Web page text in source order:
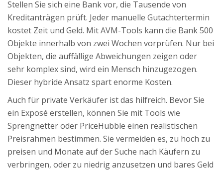
Stellen Sie sich eine Bank vor, die Tausende von
Kreditanträgen prüft. Jeder manuelle Gutachtertermin
kostet Zeit und Geld. Mit AVM-Tools kann die Bank 500
Objekte innerhalb von zwei Wochen vorprüfen. Nur bei
Objekten, die auffällige Abweichungen zeigen oder
sehr komplex sind, wird ein Mensch hinzugezogen.
Dieser hybride Ansatz spart enorme Kosten.
Auch für private Verkäufer ist das hilfreich. Bevor Sie
ein Exposé erstellen, können Sie mit Tools wie
Sprengnetter oder PriceHubble einen realistischen
Preisrahmen bestimmen. Sie vermeiden es, zu hoch zu
preisen und Monate auf der Suche nach Käufern zu
verbringen, oder zu niedrig anzusetzen und bares Geld